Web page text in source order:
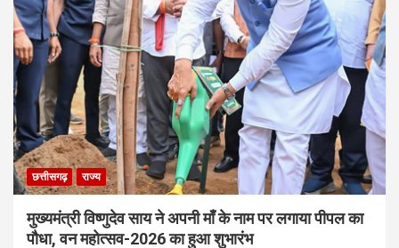
छत्तीसगढ़ राज्य
मुख्यमंत्री विष्णुदेव साय ने अपनी माँ के नाम पर लगाया पीपल का
पौधा, वन महोत्सव-2026 का हुआ शुभारंभ